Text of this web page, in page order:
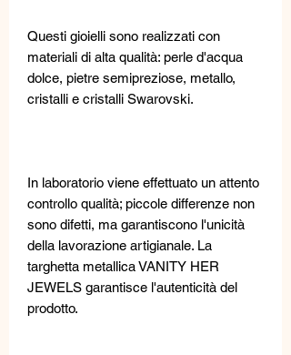
Questi gioielli sono realizzati con
materiali di alta qualità: perle d'acqua
dolce, pietre semipreziose, metallo,
cristalli e cristalli Swarovski.
In laboratorio viene effettuato un attento
controllo qualità; piccole differenze non
sono difetti, ma garantiscono l'unicità
della lavorazione artigianale. La
targhetta metallica VANITY HER
JEWELS garantisce l'autenticità del
prodotto.